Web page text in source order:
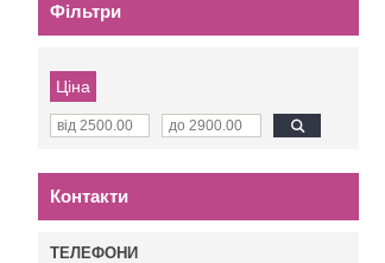
Фільтри
Ціна
Контакти